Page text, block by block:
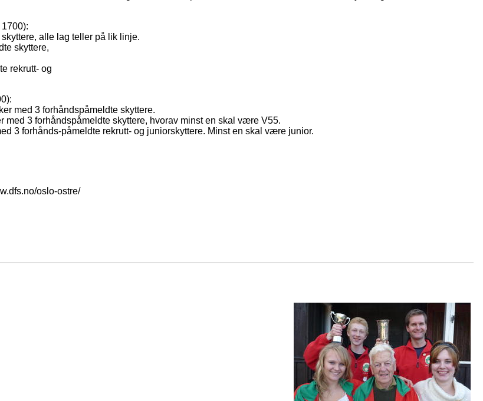
alle lag teller på lik linje.
skyttere,
rekrutt- og
med 3 forhåndspåmeldte skyttere.
3 forhåndspåmeldte skyttere, hvorav minst en skal være V55.
3 forhånds-påmeldte rekrutt- og juniorskyttere. Minst en skal være junior.
oslo-ostre/